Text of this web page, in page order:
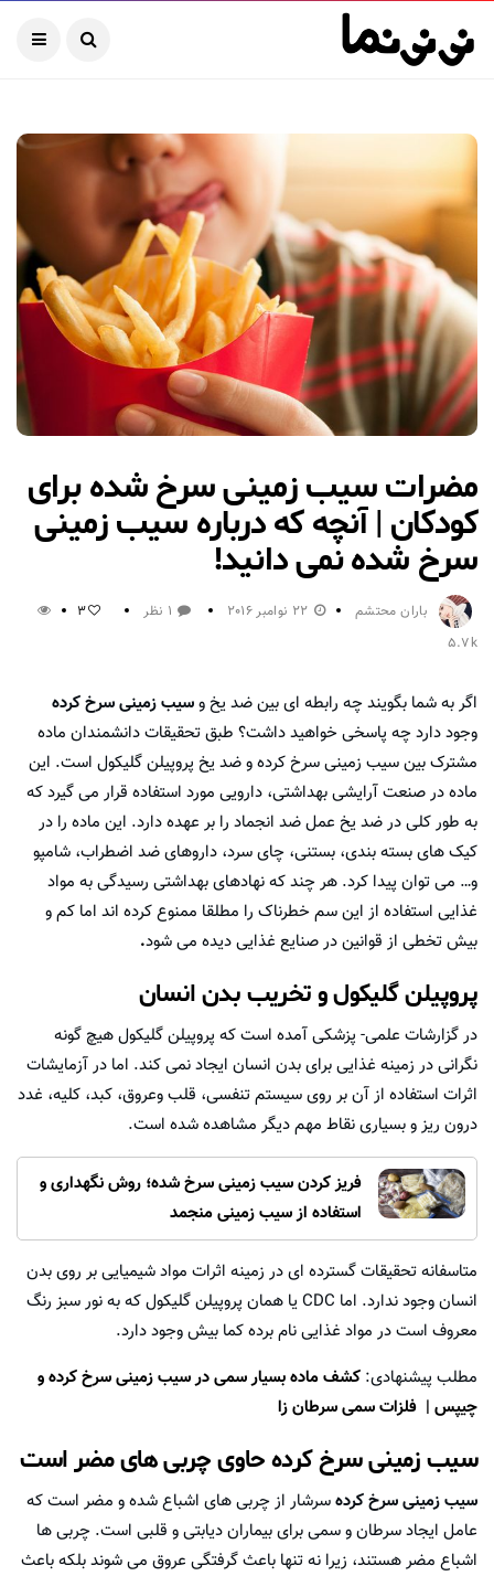
مضرات سیب زمینی سرخ شده برای
کودکان | آنچه که درباره سیب زمینی
سرخ شده نمی دانید!
باران محتشم 22 نوامبر 2016 1 نظر 3
5.7k
اگر به شما بگویند چه رابطه ای بین ضد یخ وسیب زمینی سرخ کرده
وجود دارد چه پاسخی خواهید داشت؟ طبق تحقیقات دانشمندان ماده
مشترک بین سیب زمینی سرخ کرده و ضد یخ پروپیلن گلیکول است. این
ماده در صنعت آرایشی بهداشتی، دارویی مورد استفاده قرار می گیرد که
به طور کلی در ضد یخ عمل ضد انجماد را بر عهده دارد. این ماده را در
کیک های بسته بندی، بستنی، چای سرد، داروهای ضد اضطراب، شامپو
و… می توان پیدا کرد. هر چند که نهادهای بهداشتی رسیدگی به مواد
غذایی استفاده از این سم خطرناک را مطلقا ممنوع کرده اند اما کم و
بیش تخطی از قوانین در صنایع غذایی دیده می شود.
پروپیلن گلیکول و تخریب بدن انسان
در گزارشات علمی- پزشکی آمده است که پروپیلن گلیکول هیچ گونه
نگرانی در زمینه غذایی برای بدن انسان ایجاد نمی کند. اما در آزمایشات
اثرات استفاده از آن بر روی سیستم تنفسی، قلب وعروق، کبد، کلیه، غدد
درون ریز و بسیاری نقاط مهم دیگر مشاهده شده است.
فریز کردن سیب زمینی سرخ شده؛ روش نگهداری و
استفاده از سیب زمینی منجمد
متاسفانه تحقیقات گسترده ای در زمینه اثرات مواد شیمیایی بر روی بدن
انسان وجود ندارد. اما CDC یا همان پروپیلن گلیکول که به نور سبز رنگ
معروف است در مواد غذایی نام برده کما بیش وجود دارد.
مطلب پیشنهادی: کشف ماده بسیار سمی در سیب زمینی سرخ کرده و
چیپس | فلزات سمی سرطان زا
سیب زمینی سرخ کرده حاوی چربی های مضر است
سیب زمینی سرخ کردهسرشار از چربی های اشباع شده و مضر است که
عامل ایجاد سرطان و سمی برای بیماران دیابتی و قلبی است. چربی ها
اشباع مضر هستند، زیرا نه تنها باعث گرفتگی عروق می شوند بلکه باعث